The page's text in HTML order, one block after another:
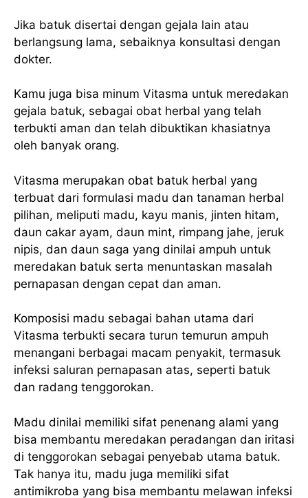
Jika batuk disertai dengan gejala lain atau
berlangsung lama, sebaiknya konsultasi dengan
dokter.
Kamu juga bisa minum Vitasma untuk meredakan
gejala batuk, sebagai obat herbal yang telah
terbukti aman dan telah dibuktikan khasiatnya
oleh banyak orang.
Vitasma merupakan obat batuk herbal yang
terbuat dari formulasi madu dan tanaman herbal
pilihan, meliputi madu, kayu manis, jinten hitam,
daun cakar ayam, daun mint, rimpang jahe, jeruk
nipis, dan daun saga yang dinilai ampuh untuk
meredakan batuk serta menuntaskan masalah
pernapasan dengan cepat dan aman.
Komposisi madu sebagai bahan utama dari
Vitasma terbukti secara turun temurun ampuh
menangani berbagai macam penyakit, termasuk
infeksi saluran pernapasan atas, seperti batuk
dan radang tenggorokan.
Madu dinilai memiliki sifat penenang alami yang
bisa membantu meredakan peradangan dan iritasi
di tenggorokan sebagai penyebab utama batuk.
Tak hanya itu, madu juga memiliki sifat
antimikroba yang bisa membantu melawan infeksi